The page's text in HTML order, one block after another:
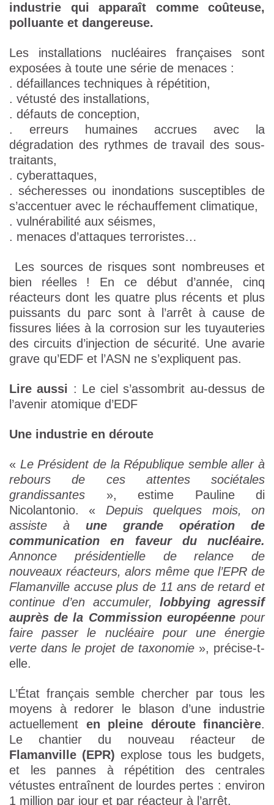
industrie qui apparaît comme coûteuse,
polluante et dangereuse.
Les installations nucléaires françaises sont
exposées à toute une série de menaces :
. défaillances techniques à répétition,
. vétusté des installations,
. défauts de conception,
. erreurs humaines accrues avec la
dégradation des rythmes de travail des sous-
traitants,
. cyberattaques,
. sécheresses ou inondations susceptibles de
s’accentuer avec le réchauffement climatique,
. vulnérabilité aux séismes,
. menaces d’attaques terroristes…
Les sources de risques sont nombreuses et
bien réelles ! En ce début d’année, cinq
réacteurs dont les quatre plus récents et plus
puissants du parc sont à l’arrêt à cause de
fissures liées à la corrosion sur les tuyauteries
des circuits d’injection de sécurité. Une avarie
grave qu’EDF et l’ASN ne s’expliquent pas.
Lire aussi : Le ciel s’assombrit au-dessus de
l’avenir atomique d’EDF
Une industrie en déroute
« Le Président de la République semble aller à
rebours de ces attentes sociétales
grandissantes », estime Pauline di
Nicolantonio. « Depuis quelques mois, on
assiste à une grande opération de
communication en faveur du nucléaire.
Annonce présidentielle de relance de
nouveaux réacteurs, alors même que l’EPR de
Flamanville accuse plus de 11 ans de retard et
continue d’en accumuler, lobbying agressif
auprès de la Commission européennepour
faire passer le nucléaire pour une énergie
verte dans le projet de taxonomie», précise-t-
elle.
L’État français semble chercher par tous les
moyens à redorer le blason d’une industrie
actuellement en pleine déroute financière.
Le chantier du nouveau réacteur de
Flamanville (EPR) explose tous les budgets,
et les pannes à répétition des centrales
vétustes entraînent de lourdes pertes : environ
1 million par jour et par réacteur à l’arrêt.